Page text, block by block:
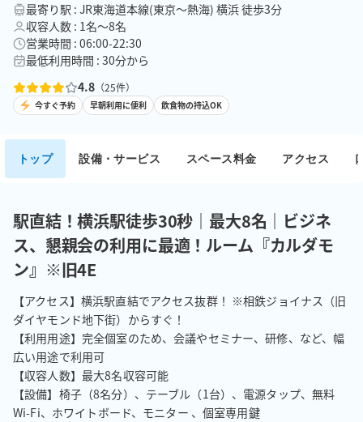
最寄り駅 : JR東海道本線(東京～熱海) 横浜 徒歩3分
収容人数 : 1名〜8名
営業時間 : 06:00-22:30
最低利用時間 : 30分から
4.8 （25件）
今すぐ予約 早朝利用に便利 飲食物の持込OK
トップ 設備・サービス スペース料金 アクセス
駅直結！横浜駅徒歩30秒｜最大8名｜ビジネ
ス、懇親会の利用に最適！ルーム『カルダモ
ン』※旧4E
【アクセス】横浜駅直結でアクセス抜群！ ※相鉄ジョイナス（旧
ダイヤモンド地下街）からすぐ！
【利用用途】完全個室のため、会議やセミナー、研修、など、幅
広い用途で利用可
【収容人数】最大8名収容可能
【設備】椅子（8名分）、テーブル（1台）、電源タップ、無料
Wi-Fi、ホワイトボード、モニター 、個室専用鍵